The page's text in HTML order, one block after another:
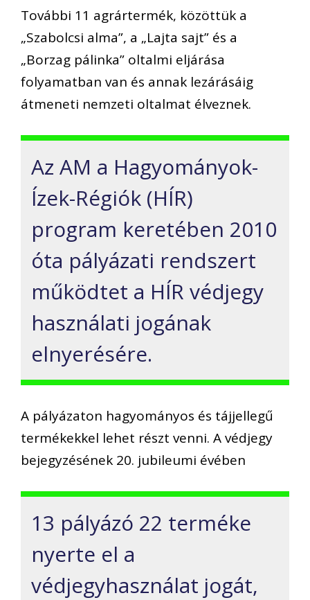
További 11 agrártermék, közöttük a
„Szabolcsi alma”, a „Lajta sajt” és a
„Borzag pálinka” oltalmi eljárása
folyamatban van és annak lezárásáig
átmeneti nemzeti oltalmat élveznek.
Az AM a Hagyományok-
Ízek-Régiók (HÍR)
program keretében 2010
óta pályázati rendszert
működtet a HÍR védjegy
használati jogának
elnyerésére.
A pályázaton hagyományos és tájjellegű
termékekkel lehet részt venni. A védjegy
bejegyzésének 20. jubileumi évében
13 pályázó 22 terméke
nyerte el a
védjegyhasználat jogát,